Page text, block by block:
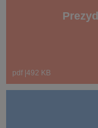
pdf |492 KB